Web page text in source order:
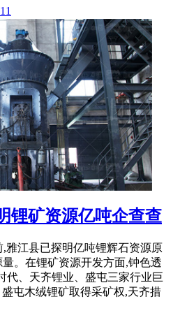
锂矿资源亿吨企查查
,雅江县已探明亿吨锂辉石资源原
。在锂矿资源开发方面,钟色透
代、天齐锂业、盛屯三家行业巨
屯木绒锂矿取得采矿权,天齐措